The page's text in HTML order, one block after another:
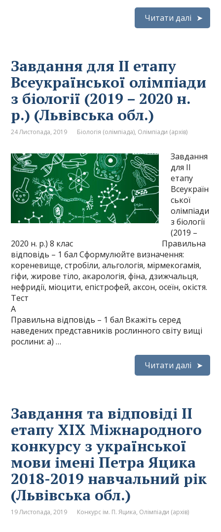
Читати далі
Завдання для II етапу
Всеукраїнської олімпіади
з біології (2019 – 2020 н.
р.) (Львівська обл.)
24 Листопада, 2019 Біологія (олімпіада), Олімпіади (архів)
Завдання
для II
етапу
Всеукраїн
ської
олімпіади
з біології
(2019 –
2020 н. р.) 8 клас Правильна
відповідь – 1 бал Сформулюйте визначення:
кореневище, стробіли, альгологія, мірмекогамія,
гіфи, жирове тіло, акарологія, фіна, дзижчальця,
нефридії, міоцити, епістрофей, аксон, осеїн, окістя.
Тест
А
Правильна відповідь – 1 бал Вкажіть серед
наведених представників рослинного світу вищі
рослини: а) …
Читати далі
Завдання та відповіді ІІ
етапу ХІХ Міжнародного
конкурсу з української
мови імені Петра Яцика
2018-2019 навчальний рік
(Львівська обл.)
19 Листопада, 2019 Конкурс ім. П. Яцика, Олімпіади (архів)